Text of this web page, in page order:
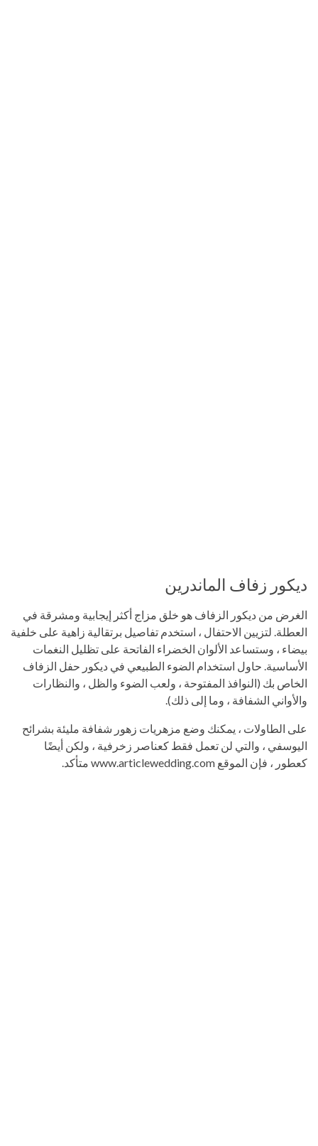
ديكور زفاف الماندرين
الغرض من ديكور الزفاف هو خلق مزاج أكثر إيجابية ومشرقة في
العطلة. لتزيين الاحتفال ، استخدم تفاصيل برتقالية زاهية على خلفية
بيضاء ، وستساعد الألوان الخضراء الفاتحة على تظليل النغمات
الأساسية. حاول استخدام الضوء الطبيعي في ديكور حفل الزفاف
الخاص بك (النوافذ المفتوحة ، ولعب الضوء والظل ، والنظارات
والأواني الشفافة ، وما إلى ذلك).
على الطاولات ، يمكنك وضع مزهريات زهور شفافة مليئة بشرائح
اليوسفي ، والتي لن تعمل فقط كعناصر زخرفية ، ولكن أيضًا
كعطور ، فإن الموقع www.articlewedding.com متأكد.